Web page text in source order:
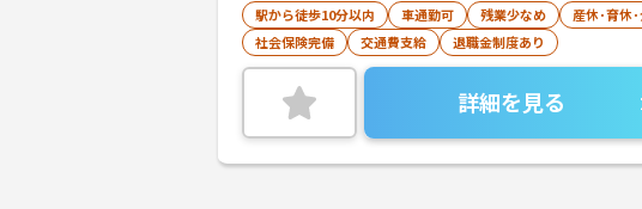
駅から徒歩10分以内 車通勤可 残業少なめ 産休･育休
社会保険完備
交通費支給 退職金制度あり
詳細を見る